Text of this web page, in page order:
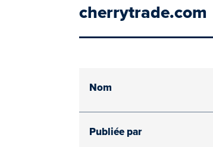
cherrytrade.com
Nom
Publiée par